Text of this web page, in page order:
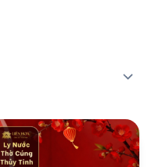
Giá
gốc
Giá
hiện